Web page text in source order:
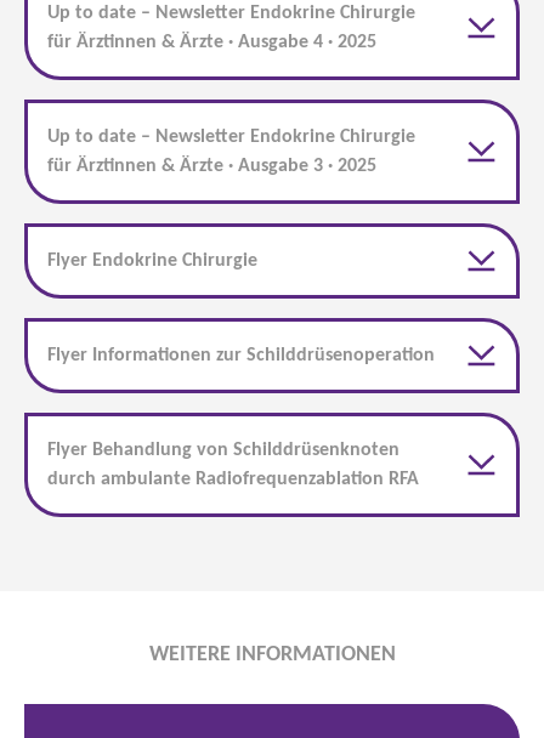
Up to date – Newsletter Endokrine Chirurgie
für Ärztinnen & Ärzte · Ausgabe 4 · 2025
Up to date – Newsletter Endokrine Chirurgie
für Ärztinnen & Ärzte · Ausgabe 3 · 2025
Flyer Endokrine Chirurgie
Flyer Informationen zur Schilddrüsenoperation
Flyer Behandlung von Schilddrüsenknoten
durch ambulante Radiofrequenzablation RFA
WEITERE INFORMATIONEN